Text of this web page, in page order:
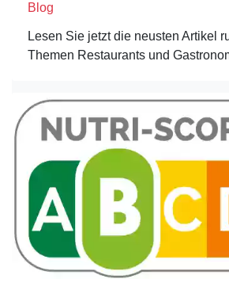
Blog
Lesen Sie jetzt die neusten Artikel
Themen Restaurants und